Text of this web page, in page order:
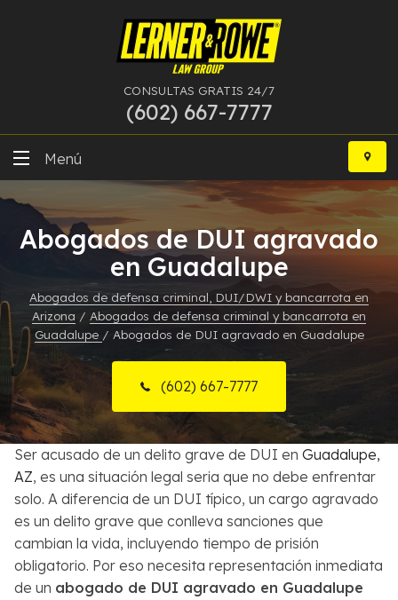
CONSULTAS GRATIS 24/7
(602) 667-7777
Ir
contenido
Menú
DUI
Delitos Graves
Bancarrota
Más Especialidades
Recursos
Sobre Nosotros
Contactos
English
Buscar
Abogados de DUI agravado
en Guadalupe
Abogados de defensa criminal, DUI/DWI y bancarrota en
Arizona / Abogados de defensa criminal y bancarrota en
Guadalupe / Abogados de DUI agravado en Guadalupe
(602) 667-7777
Ser acusado de un delito grave de DUI en Guadalupe,
AZ, es una situación legal seria que no debe enfrentar
solo. A diferencia de un DUI típico, un cargo agravado
es un delito grave que conlleva sanciones que
cambian la vida, incluyendo tiempo de prisión
obligatorio. Por eso necesita representación inmediata
de un abogado de DUI agravado en Guadalupe